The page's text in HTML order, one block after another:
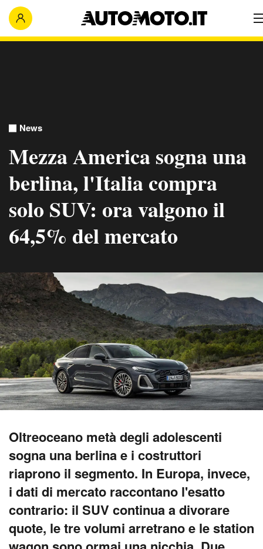
News
Mezza America sogna una
berlina, l'Italia compra
solo SUV: ora valgono il
64,5% del mercato
Oltreoceano metà degli adolescenti
sogna una berlina e i costruttori
riaprono il segmento. In Europa, invece,
i dati di mercato raccontano l'esatto
contrario: il SUV continua a divorare
quote, le tre volumi arretrano e le station